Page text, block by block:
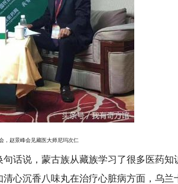
赵景峰会见藏医大师尼玛次仁
说，蒙古族从藏族学习了很多医药知
心沉香八味丸在治疗心脏病方面，乌兰